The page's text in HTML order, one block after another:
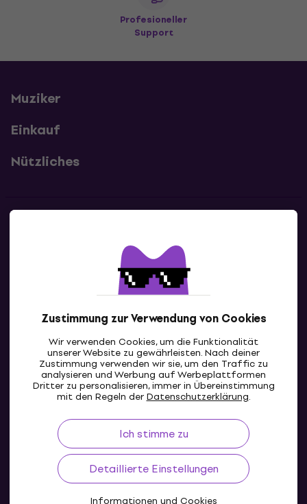
Zustimmung zur Verwendung von Cookies
Wir verwenden Cookies, um die Funktionalität
unserer Website zu gewährleisten. Nach deiner
Zustimmung verwenden wir sie, um den Traffic zu
analysieren und Werbung auf Werbeplattformen
Dritter zu personalisieren, immer in Übereinstimmung
mit den Regeln derDatenschutzerklärung.
Ich stimme zu
Detaillierte Einstellungen
Informationen und Cookies
Profesioneller
Support
Muziker
Einkauf
Nützliches
Kontaktiere uns
CH